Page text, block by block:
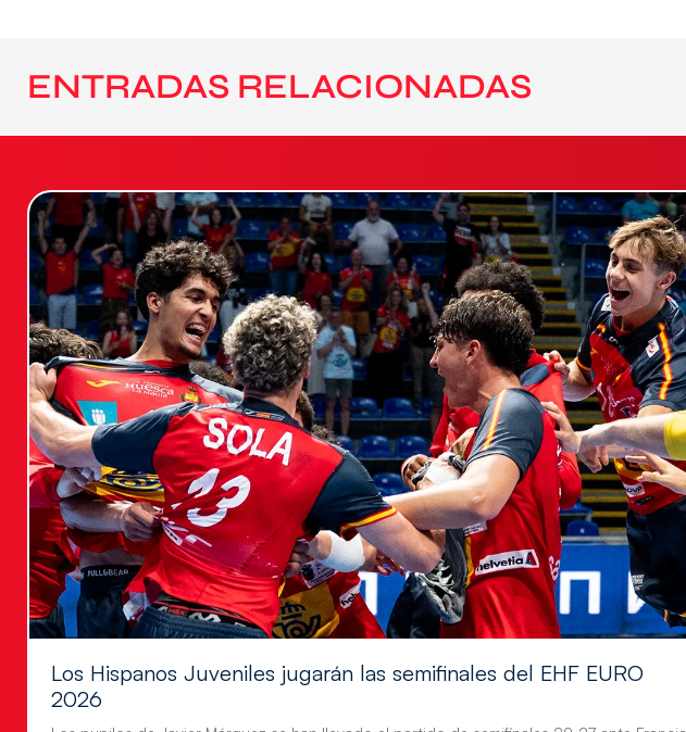
ENTRADAS RELACIONADAS
Los Hispanos Juveniles jugarán las semifinales del EHF EURO
2026